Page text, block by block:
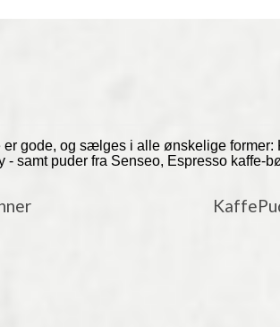
gode, og sælges i alle ønskelige
samt puder fra Senseo, Espresso kaffe-